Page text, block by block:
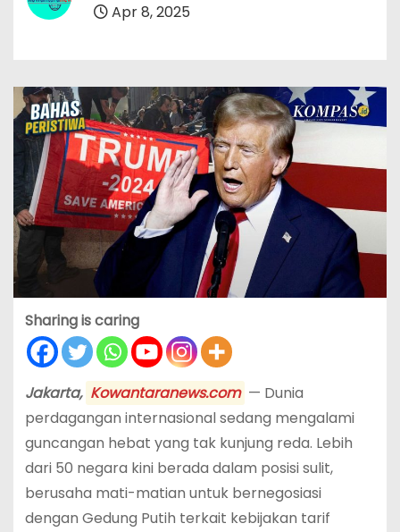
Apr 8, 2025
Sharing is caring
Jakarta, Kowantaranews.com — Dunia
perdagangan internasional sedang mengalami
guncangan hebat yang tak kunjung reda. Lebih
dari 50 negara kini berada dalam posisi sulit,
berusaha mati-matian untuk bernegosiasi
dengan Gedung Putih terkait kebijakan tarif